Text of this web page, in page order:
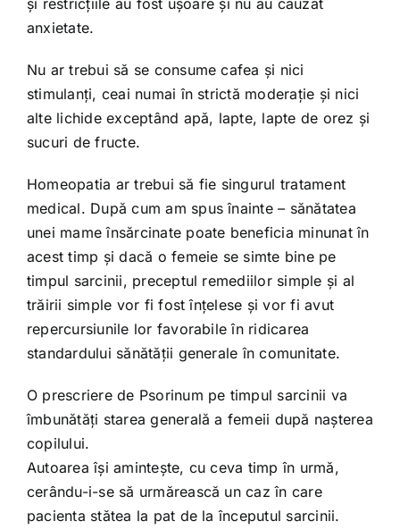
şi restricţiile au fost uşoare şi nu au cauzat
anxietate.
Nu ar trebui să se consume cafea şi nici
stimulanţi, ceai numai în strictă moderaţie şi nici
alte lichide exceptând apă, lapte, lapte de orez şi
sucuri de fructe.
Homeopatia ar trebui să fie singurul tratament
medical. După cum am spus înainte – sănătatea
unei mame însărcinate poate beneficia minunat în
acest timp şi dacă o femeie se simte bine pe
timpul sarcinii, preceptul remediilor simple şi al
trăirii simple vor fi fost înţelese şi vor fi avut
repercursiunile lor favorabile în ridicarea
standardului sănătăţii generale în comunitate.
O prescriere de Psorinum pe timpul sarcinii va
îmbunătăţi starea generală a femeii după naşterea
copilului.
Autoarea îşi aminteşte, cu ceva timp în urmă,
cerându-i-se să urmărească un caz în care
pacienta stătea la pat de la începutul sarcinii.